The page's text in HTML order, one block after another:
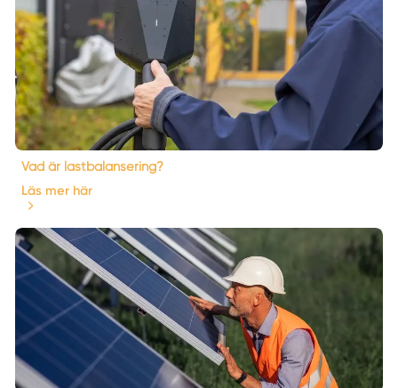
Vad är lastbalansering?
Läs mer här